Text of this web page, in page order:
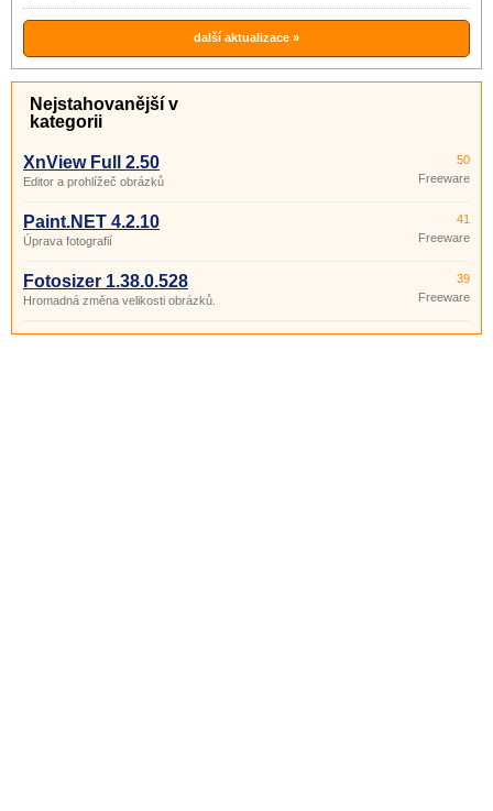
další aktualizace »
Nejstahovanější v
kategorii
XnView Full 2.50
Editor a prohlížeč obrázků
50
Freeware
Paint.NET 4.2.10
Úprava fotografií
41
Freeware
Fotosizer 1.38.0.528
Hromadná změna velikosti obrázků.
39
Freeware